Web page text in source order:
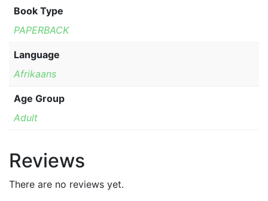
Book Type
PAPERBACK
Language
Afrikaans
Age Group
Adult
Reviews
There are no reviews yet.